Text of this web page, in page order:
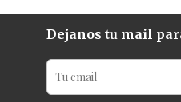
Dejanos tu mail